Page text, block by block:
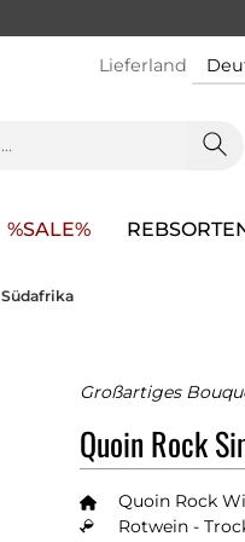
Lieferland
%SALE%
Südafrika
Großartiges
Quoin Rock
Quoin Rock
Rotwein -